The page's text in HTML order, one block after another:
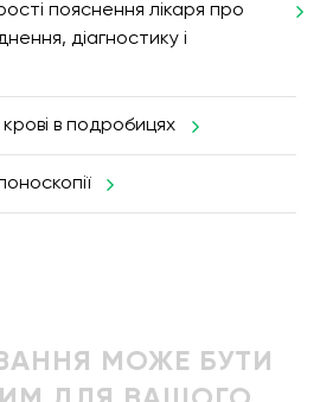
пояснення лікаря про
діагностику і
в подробицях
МОЖЕ БУТИ